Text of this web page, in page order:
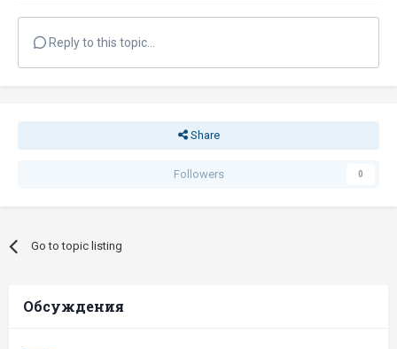
Reply to this topic...
Share
Followers 0
Go to topic listing
Обсуждения